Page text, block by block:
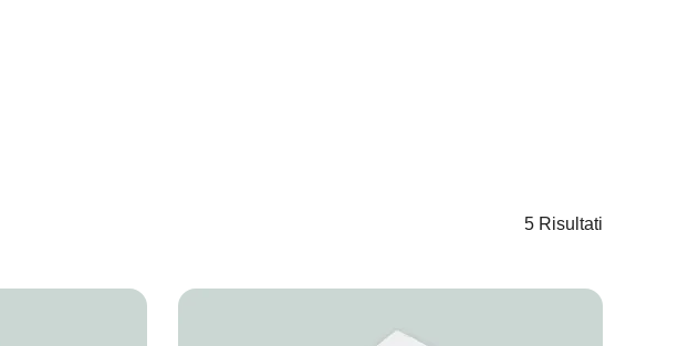
5 Risultati
Image